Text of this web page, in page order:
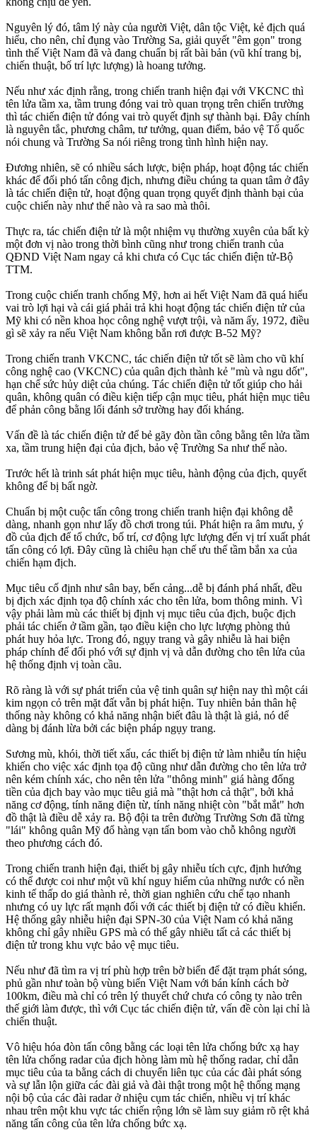
Nguyên lý đó, tâm lý này của người Việt, dân tộc Việt, kẻ địch quá
hiểu, cho nên, chỉ đụng vào Trường Sa, giải quyết "êm gọn" trong
tình thế Việt Nam đã và đang chuẩn bị rất bài bản (vũ khí trang bị,
chiến thuật, bố trí lực lượng) là hoang tưởng.
Nếu như xác định rằng, trong chiến tranh hiện đại với VKCNC thì
tên lửa tầm xa, tầm trung đóng vai trò quan trọng trên chiến trường
thì tác chiến điện tử đóng vai trò quyết định sự thành bại. Đây chính
là nguyên tắc, phương châm, tư tưởng, quan điểm, bảo vệ Tổ quốc
nói chung và Trường Sa nói riêng trong tình hình hiện nay.
Đương nhiên, sẽ có nhiều sách lược, biện pháp, hoạt động tác chiến
khác để đối phó tấn công địch, nhưng điều chúng ta quan tâm ở đây
là tác chiến điện tử, hoạt động quan trọng quyết định thành bại của
cuộc chiến này như thế nào và ra sao mà thôi.
Thực ra, tác chiến điện tử là một nhiệm vụ thường xuyên của bất kỳ
một đơn vị nào trong thời bình cũng như trong chiến tranh của
QĐND Việt Nam ngay cả khi chưa có Cục tác chiến điện tử-Bộ
TTM.
Trong cuộc chiến tranh chống Mỹ, hơn ai hết Việt Nam đã quá hiểu
vai trò lợi hại và cái giá phải trả khi hoạt động tác chiến điện tử của
Mỹ khi có nền khoa học công nghệ vượt trội, và năm ấy, 1972, điều
gì sẽ xảy ra nếu Việt Nam không bắn rơi được B-52 Mỹ?
Trong chiến tranh VKCNC, tác chiến điện tử tốt sẽ làm cho vũ khí
công nghệ cao (VKCNC) của quân địch thành kẻ "mù và ngu dốt",
hạn chế sức hủy diệt của chúng. Tác chiến điện tử tốt giúp cho hải
quân, không quân có điều kiện tiếp cận mục tiêu, phát hiện mục tiêu
để phản công bằng lối đánh sở trường hay đối kháng.
Vấn đề là tác chiến điện tử để bẻ gãy đòn tần công bằng tên lửa tầm
xa, tầm trung hiện đại của địch, bảo vệ Trường Sa như thế nào.
Trước hết là trinh sát phát hiện mục tiêu, hành động của địch, quyết
không để bị bất ngờ.
Chuẩn bị một cuộc tấn công trong chiến tranh hiện đại không dễ
dàng, nhanh gọn như lấy đồ chơi trong túi. Phát hiện ra âm mưu, ý
đồ của địch để tổ chức, bố trí, cơ động lực lượng đến vị trí xuất phát
tấn công có lợi. Đây cũng là chiêu hạn chế ưu thế tầm bắn xa của
chiến hạm địch.
Mục tiêu cố định như sân bay, bến cảng...dễ bị đánh phá nhất, đều
bị địch xác định tọa độ chính xác cho tên lửa, bom thông minh. Vì
vậy phải làm mù các thiết bị định vị mục tiêu của địch, buộc địch
phải tác chiến ở tầm gần, tạo điều kiện cho lực lượng phòng thủ
phát huy hỏa lực. Trong đó, ngụy trang và gây nhiễu là hai biện
pháp chính để đối phó với sự định vị và dẫn đường cho tên lửa của
hệ thống định vị toàn cầu.
Rõ ràng là với sự phát triển của vệ tinh quân sự hiện nay thì một cái
kim ngọn cỏ trên mặt đất vẫn bị phát hiện. Tuy nhiên bản thân hệ
thống này không có khả năng nhận biết đâu là thật là giả, nó dể
dàng bị đánh lừa bởi các biện pháp ngụy trang.
Sương mù, khói, thời tiết xấu, các thiết bị điện tử làm nhiễu tín hiệu
khiến cho việc xác định tọa độ cũng như dẫn đường cho tên lửa trở
nên kém chính xác, cho nên tên lửa "thông minh" giá hàng đống
tiền của địch bay vào mục tiêu giả mà "thật hơn cả thật", bởi khả
năng cơ động, tính năng điện từ, tính năng nhiệt còn "bắt mắt" hơn
đồ thật là điều dễ xảy ra. Bộ đội ta trên đường Trường Sơn đã từng
"lái" không quân Mỹ đổ hàng vạn tấn bom vào chỗ không người
theo phương cách đó.
Trong chiến tranh hiện đại, thiết bị gây nhiễu tích cực, định hướng
có thể được coi như một vũ khí nguy hiểm của những nước có nền
kinh tế thấp do giá thành rẻ, thời gian nghiên cứu chế tạo nhanh
nhưng có uy lực rất mạnh đối với các thiết bị điện tử có điều khiển.
Hệ thống gây nhiễu hiện đại SPN-30 của Việt Nam có khả năng
không chỉ gây nhiều GPS mà có thể gây nhiẽu tất cả các thiết bị
điện tử trong khu vực bảo vệ mục tiêu.
Nếu như đã tìm ra vị trí phù hợp trên bờ biển để đặt trạm phát sóng,
phủ gần như toàn bộ vùng biển Việt Nam với bán kính cách bờ
100km, điều mà chỉ có trên lý thuyết chứ chưa có công ty nào trên
thế giới làm được, thì với Cục tác chiến điện tử, vấn đề còn lại chỉ là
chiến thuật.
Vô hiệu hóa đòn tấn công bằng các loại tên lửa chống bức xạ hay
tên lửa chống radar của địch hòng làm mù hệ thống radar, chỉ dẫn
mục tiêu của ta bằng cách di chuyển liên tục của các đài phát sóng
và sự lẫn lộn giữa các đài giả và đài thật trong một hệ thống mạng
nội bộ của các đài radar ở nhiệu cụm tác chiến, nhiều vị trí khác
nhau trên một khu vực tác chiến rộng lớn sẽ làm suy giảm rõ rệt khả
năng tấn công của tên lửa chống bức xạ.